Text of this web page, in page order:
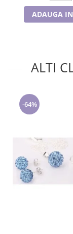
ADAUGA
ALTI
-64%